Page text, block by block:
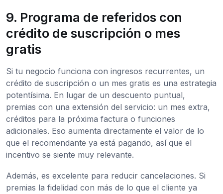
9. Programa de referidos con
crédito de suscripción o mes
gratis
Si tu negocio funciona con ingresos recurrentes, un
crédito de suscripción o un mes gratis es una estrategia
potentísima. En lugar de un descuento puntual,
premias con una extensión del servicio: un mes extra,
créditos para la próxima factura o funciones
adicionales. Eso aumenta directamente el valor de lo
que el recomendante ya está pagando, así que el
incentivo se siente muy relevante.
Además, es excelente para reducir cancelaciones. Si
premias la fidelidad con más de lo que el cliente ya